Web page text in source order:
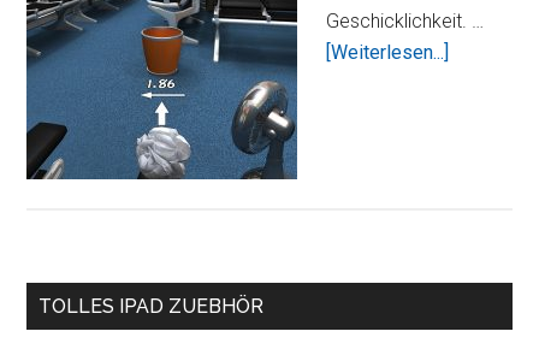
Geschicklichkeit. …
[Weiterlesen...]
Seitenspalte
TOLLES IPAD ZUEBHÖR